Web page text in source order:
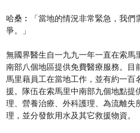
哈桑︰「當地的情況非常緊急，我們
爭。」
無國界醫生自一九九一年一直在索馬
南部八個地區提供免費醫療服務。目
馬里藉員工在當地工作，並有約一百
援。隊伍在索馬里中南部九個地點提
理、營養治療、外科護理、為流離失
理，並分發飲用水及其它救援物資。